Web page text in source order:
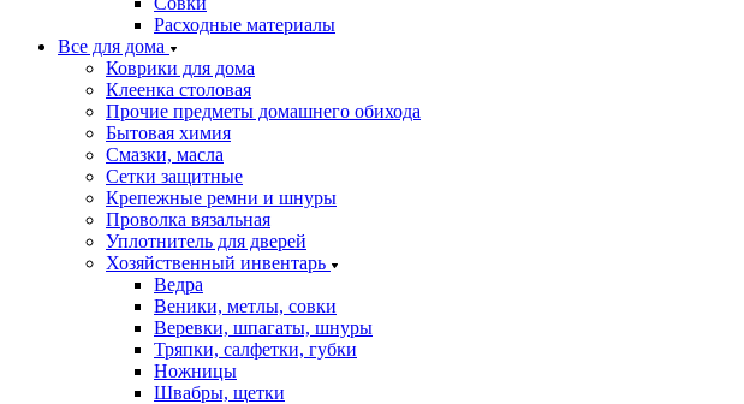
Расходные материалы
Все для дома
Коврики для дома
Клеенка столовая
Прочие предметы домашнего обихода
Бытовая химия
Смазки, масла
Сетки защитные
Крепежные ремни и шнуры
Проволка вязальная
Уплотнитель для дверей
Хозяйственный инвентарь
Ведра
Веники, метлы, совки
Веревки, шпагаты, шнуры
Тряпки, салфетки, губки
Ножницы
Швабры, щетки